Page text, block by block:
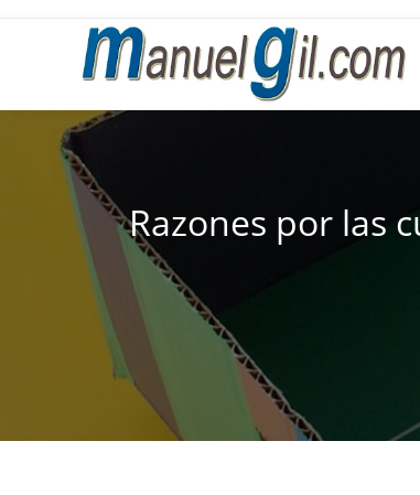
Razones por las